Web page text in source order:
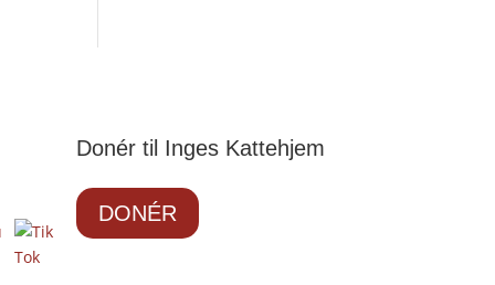
Donér til Inges Kattehjem
DONÉR